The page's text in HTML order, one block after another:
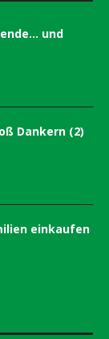
und
Dankern (2)
einkaufen